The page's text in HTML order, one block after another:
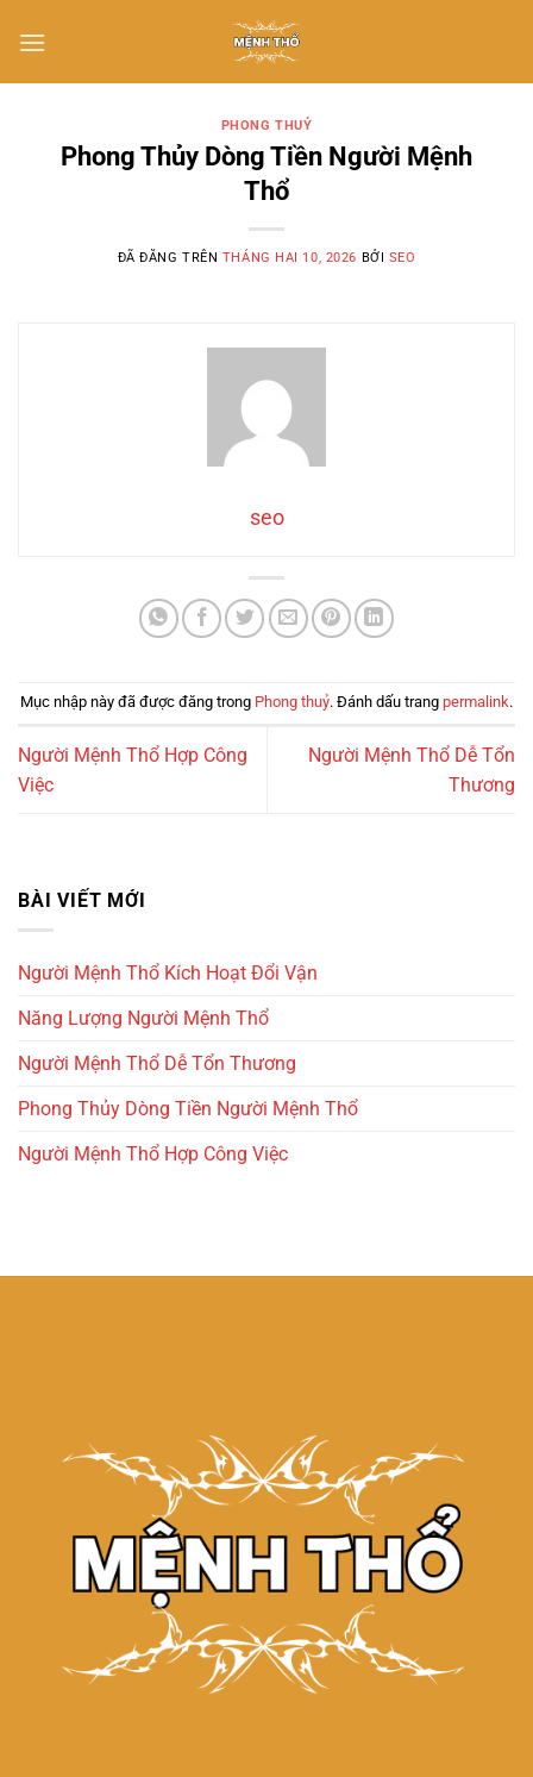
đến
PHONG THUỶ
Phong Thủy Dòng Tiền Người Mệnh
Thổ
ĐÃ ĐĂNG TRÊN THÁNG HAI 10, 2026 BỞI SEO
seo
Mục nhập này đã được đăng trong Phong thuỷ. Đánh dấu trang permalink.
Người Mệnh Thổ Hợp Công
Việc
Người Mệnh Thổ Dễ Tổn
Thương
BÀI VIẾT MỚI
Người Mệnh Thổ Kích Hoạt Đổi Vận
Năng Lượng Người Mệnh Thổ
Người Mệnh Thổ Dễ Tổn Thương
Phong Thủy Dòng Tiền Người Mệnh Thổ
Người Mệnh Thổ Hợp Công Việc